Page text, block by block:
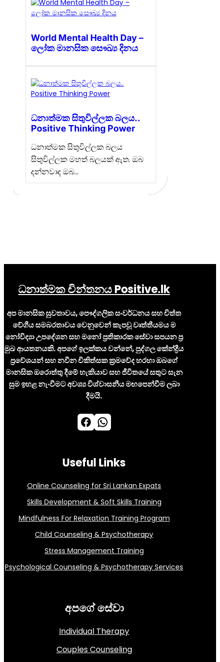
World Mental Health Day –
ලෝක මානසික සෞඛ්‍ය දිනය
ධනාත්මක සිතුවිල්ලක බලය..
Positive Thinking Power
ධනාත්මක සිතුවිල්ලක බලය
සිතුවිල්ලක මහත් බලයක් ඇත. ඔබ
දන්නවාද ඔබ…
ධනාත්මක චින්තනය Positive.lk
අප මානසික සුවතාවය, පෞද්ගලික සංවර්ධනය සහ චිත්ත
වේගීය සමබරතාවය වෙනුවෙන් කැපවූ වෘත්තීයමය ම
නෝවිද්‍යා උපදේශන සහ මනෝ ප්‍රතිකාරක සේවා සපයන ප්‍ර
මුඛ ආයතනයකි. අපගේ ඉලක්කය වන්නේ, පුද්ගල කේන්ද්‍රීය
ප්‍රවේශයන් සහ නවීන චිකිත්සක ක්‍රමවේද හරහා ඔබගේ
මානසික ඔරොත්තු දීමේ හැකියාව සහ ජීවිතයේ සතුට සැන
සුම ඉහළ නැංවීමට අවශ්‍ය විශ්වාසනීය මඟපෙන්වීම ලබා
දීමයි.
Facebook WhatsApp
Useful Links
Online Counseling for Sri Lankan Expats
Skills Development & Soft Skills Training
Mindfulness For Relaxation Training Program
Child Counseling & Psychotherapy
Stress Management Training
Psychological Counseling & Psychotherapy Services
අපගේ සේවා
Individual Therapy
Couples Counseling